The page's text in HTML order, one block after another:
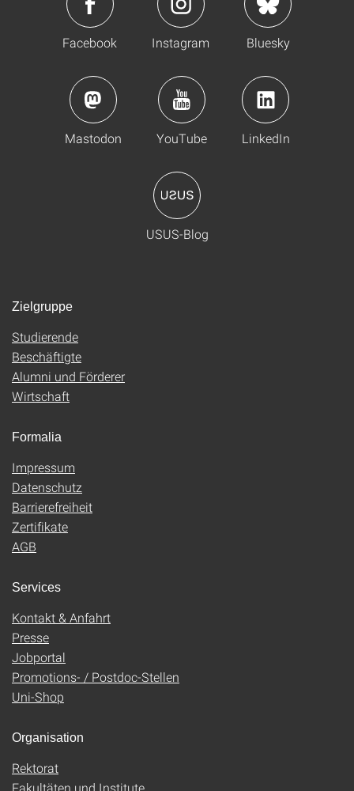
Facebook Instagram Bluesky
Mastodon YouTube LinkedIn
USUS-Blog
Zielgruppe
Studierende
Beschäftigte
Alumni und Förderer
Wirtschaft
Formalia
Impressum
Datenschutz
Barrierefreiheit
Zertifikate
AGB
Services
Kontakt & Anfahrt
Presse
Jobportal
Promotions- / Postdoc-Stellen
Uni-Shop
Organisation
Rektorat
Fakultäten und Institute